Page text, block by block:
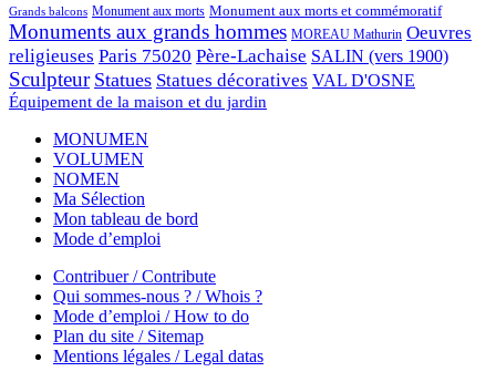
Grands balcons Monument aux morts Monument aux morts et commémoratif
Monuments aux grands hommes MOREAU Mathurin Oeuvres
religieuses Paris 75020 Père-Lachaise SALIN (vers 1900)
Sculpteur Statues Statues décoratives VAL D'OSNE
Équipement de la maison et du jardin
MONUMEN
VOLUMEN
NOMEN
Ma Sélection
Mon tableau de bord
Mode d’emploi
Contribuer / Contribute
Qui sommes-nous ? / Whois ?
Mode d’emploi / How to do
Plan du site / Sitemap
Mentions légales / Legal datas